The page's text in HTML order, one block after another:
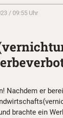
/ 09:55 Uhr
Nachdem er
brachte ein